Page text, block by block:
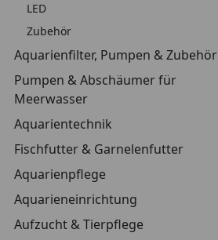
LED
Zubehör
Aquarienfilter, Pumpen & Zubehör
Pumpen & Abschäumer für
Meerwasser
Aquarientechnik
Fischfutter & Garnelenfutter
Aquarienpflege
Aquarieneinrichtung
Aufzucht & Tierpflege